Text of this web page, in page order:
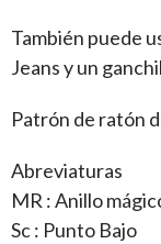
También puede
Jeans y un
Patrón de ratón
Abreviaturas
MR : Anillo
Sc : Punto Bajo